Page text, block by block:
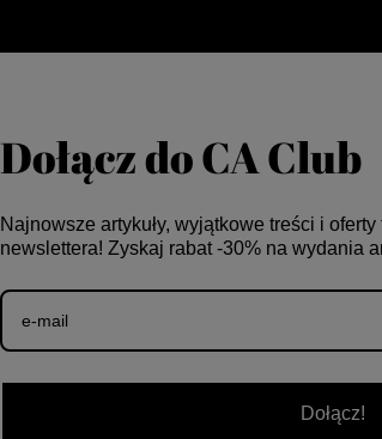
Dołącz do CA Club
Najnowsze artykuły, wyjątkowe treści i
newslettera! Zyskaj rabat -30% na wydania
Dołącz!